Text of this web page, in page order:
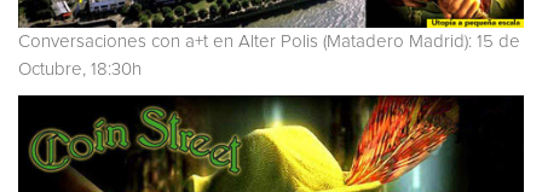
Conversaciones con a+t en Alter Polis (Matadero Madrid): 15 de
Octubre, 18:30h